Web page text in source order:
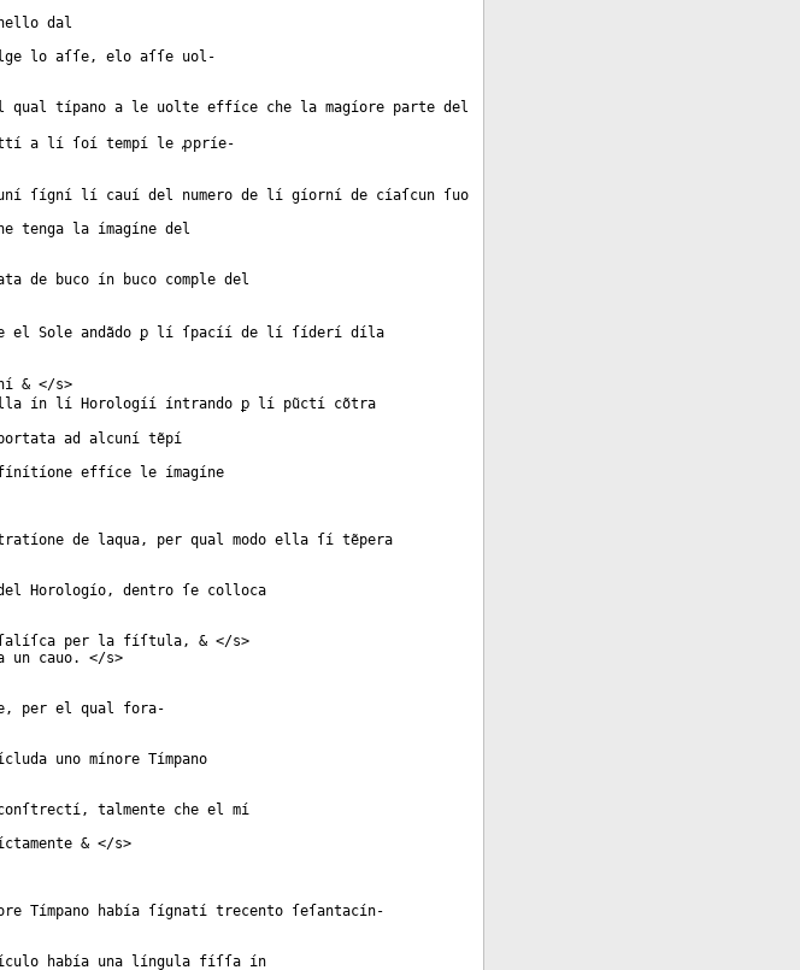
dal
lo aſſe, elo aſſe uol-
qual típano a le uolte effíce che la magíore parte del
a lí ſoí tempí le ꝓpríe-
ſígní lí cauí del numero de lí gíorní de cíaſcun ſuo
tenga la ímagíne del
de buco ín buco comple del
el Sole andãdo ꝑ lí ſpacíí de lí ſíderí díla
& </s>
ín lí Horologíí íntrando ꝑ lí pũctí cõtra
ad alcuní tẽpí
effíce le ímagíne
de laqua, per qual modo ella ſí tẽpera
Horologío, dentro ſe colloca
per la fíſtula, & </s>
un cauo. </s>
per el qual fora-
uno mínore Tímpano
talmente che el mí
& </s>
Tímpano había ſígnatí trecento ſeſantacín-
había una língula fíſſa ín